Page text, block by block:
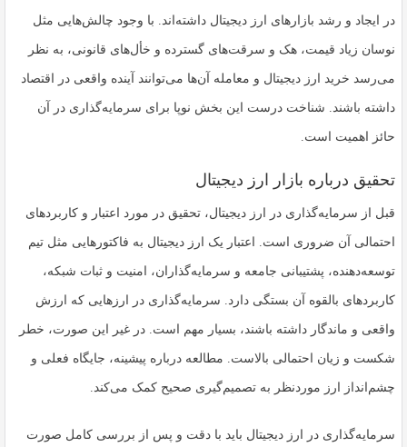
در ایجاد و رشد بازارهای ارز دیجیتال داشته‌اند. با وجود چالش‌هایی مثل
نوسان زیاد قیمت، هک و سرقت‌های گسترده و خأل‌های قانونی، به نظر
می‌رسد خرید ارز دیجیتال و معامله آن‌ها می‌توانند آینده واقعی در اقتصاد
داشته باشند. شناخت درست این بخش نوپا برای سرمایه‌گذاری در آن
حائز اهمیت است.
تحقیق درباره بازار ارز دیجیتال
قبل از سرمایه‌گذاری در ارز دیجیتال، تحقیق در مورد اعتبار و کاربردهای
احتمالی آن ضروری است. اعتبار یک ارز دیجیتال به فاکتورهایی مثل تیم
توسعه‌دهنده، پشتیبانی جامعه و سرمایه‌گذاران، امنیت و ثبات شبکه،
کاربردهای بالقوه آن بستگی دارد. سرمایه‌گذاری در ارزهایی که ارزش
واقعی و ماندگار داشته باشند، بسیار مهم است. در غیر این صورت، خطر
شکست و زیان احتمالی بالاست. مطالعه درباره پیشینه، جایگاه فعلی و
چشم‌انداز ارز موردنظر به تصمیم‌گیری صحیح کمک می‌کند.
سرمایه‌گذاری در ارز دیجیتال باید با دقت و پس از بررسی کامل صورت